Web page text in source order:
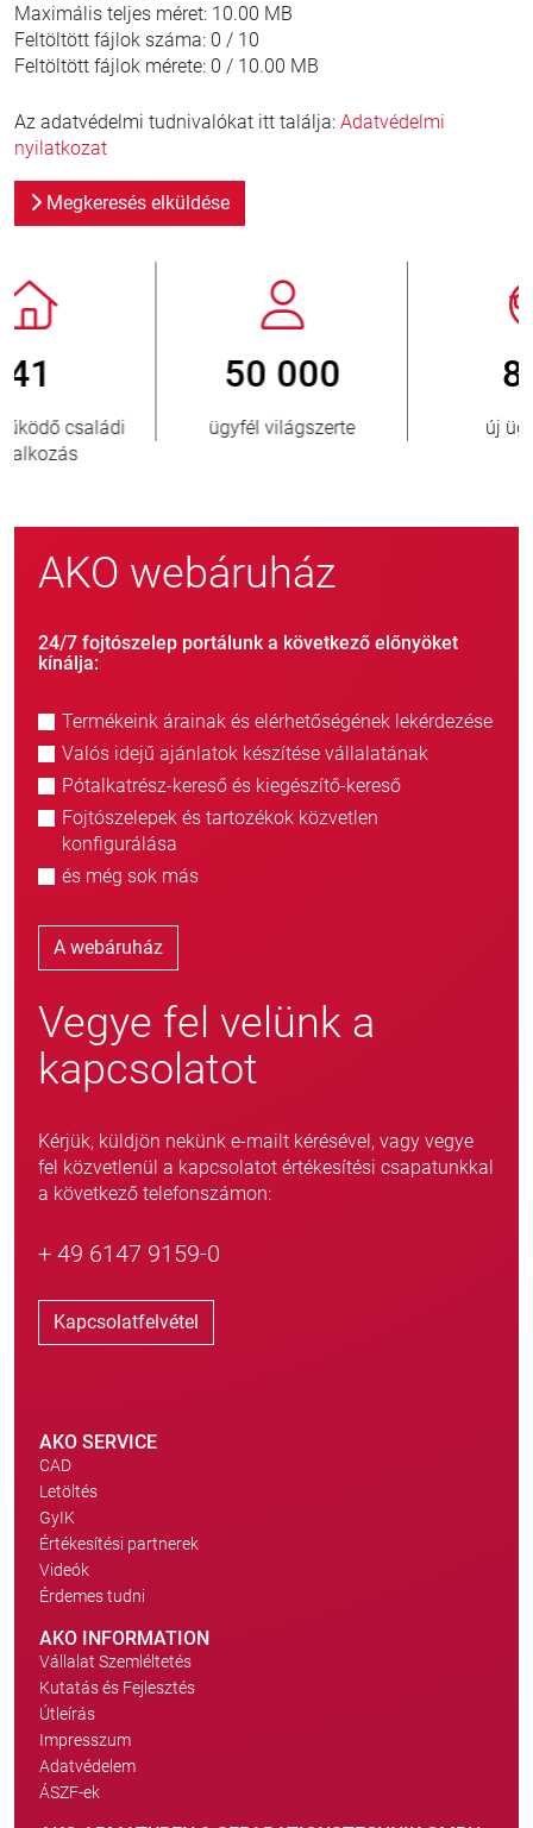
Maximális teljes méret: 10.00 MB
Feltöltött fájlok száma: 0 / 10
Feltöltött fájlok mérete: 0 / 10.00 MB
Az adatvédelmi tudnivalókat itt találja: Adatvédelmi
nyilatkozat
Megkeresés elküldése
új ügyfél/év
> 3 500 000
eladott egység
AKO webáruház
24/7 fojtószelep portálunk a következő előnyöket
kínálja:
Termékeink árainak és elérhetőségének lekérdezése
Valós idejű ajánlatok készítése vállalatának
Pótalkatrész-kereső és kiegészítő-kereső
Fojtószelepek és tartozékok közvetlen
konfigurálása
és még sok más
A webáruház
Vegye fel velünk a
kapcsolatot
Kérjük, küldjön nekünk e-mailt kérésével, vagy vegye
fel közvetlenül a kapcsolatot értékesítési csapatunkkal
a következő telefonszámon:
+ 49 6147 9159-0
Kapcsolatfelvétel
AKO SERVICE
CAD
Letöltés
GyIK
Értékesítési partnerek
Videók
Érdemes tudni
AKO INFORMATION
Vállalat Szemléltetés
Kutatás és Fejlesztés
Útleírás
Impresszum
Adatvédelem
ÁSZF-ek